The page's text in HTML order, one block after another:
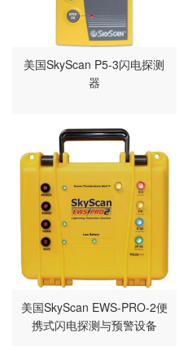
美国SkyScan P5-3闪电探测
器
美国SkyScan EWS-PRO-2便
携式闪电探测与预警设备